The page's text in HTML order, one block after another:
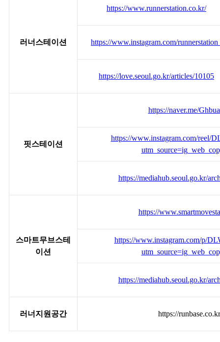
러너스테이션
https://www.runnerstation.co.kr/
https://www.instagram.com/
https://love.seoul.go.kr/articles/10105
핏스테이션
https://naver.me/
https://www.instagram.com/reel/
https://mediahub.seoul.go.kr/
스마트무브스테
이션
https://
https://www.instagram.com/p/
https://mediahub.seoul.go.kr/
러너지원공간 https://